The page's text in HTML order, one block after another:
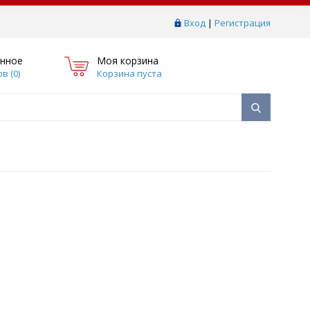
Вход | Регистрация
(0)
Моя корзина
Корзина пуста